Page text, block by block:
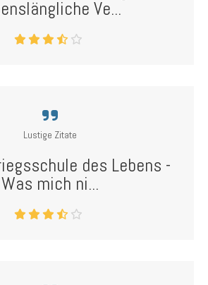
Ve...
Lustige Zitate
des Lebens -
Was mich ni...